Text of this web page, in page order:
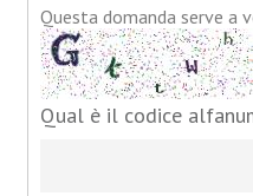
Questa domanda serve a
Qual è il codice